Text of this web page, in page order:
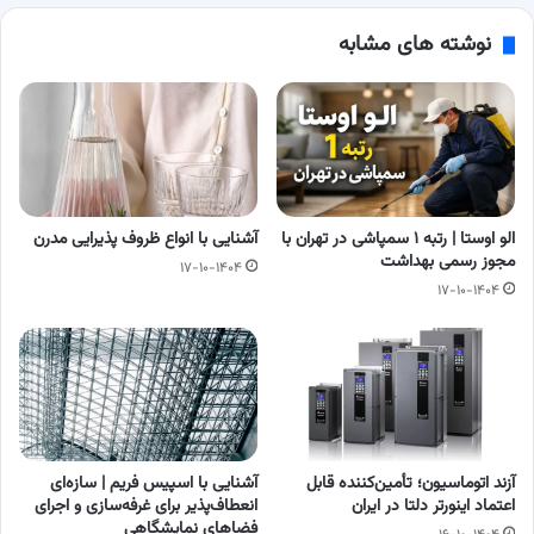
نوشته های مشابه
الو اوستا | رتبه ۱ سمپاشی در تهران با
مجوز رسمی بهداشت
۱۷-۱۰-۱۴۰۴
آشنایی با انواع ظروف پذیرایی مدرن
۱۷-۱۰-۱۴۰۴
آزند اتوماسیون؛ تأمین‌کننده قابل
اعتماد اینورتر دلتا در ایران
آشنایی با اسپیس فریم | سازه‌ای
انعطاف‌پذیر برای غرفه‌سازی و اجرای